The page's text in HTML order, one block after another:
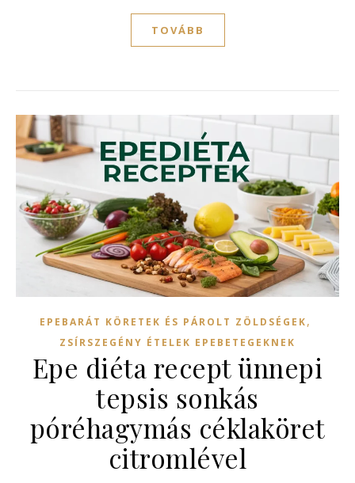
TOVÁBB
EPEBARÁT KÖRETEK ÉS PÁROLT ZÖLDSÉGEK,
ZSÍRSZEGÉNY ÉTELEK EPEBETEGEKNEK
Epe diéta recept ünnepi
tepsis sonkás
póréhagymás céklaköret
citromlével